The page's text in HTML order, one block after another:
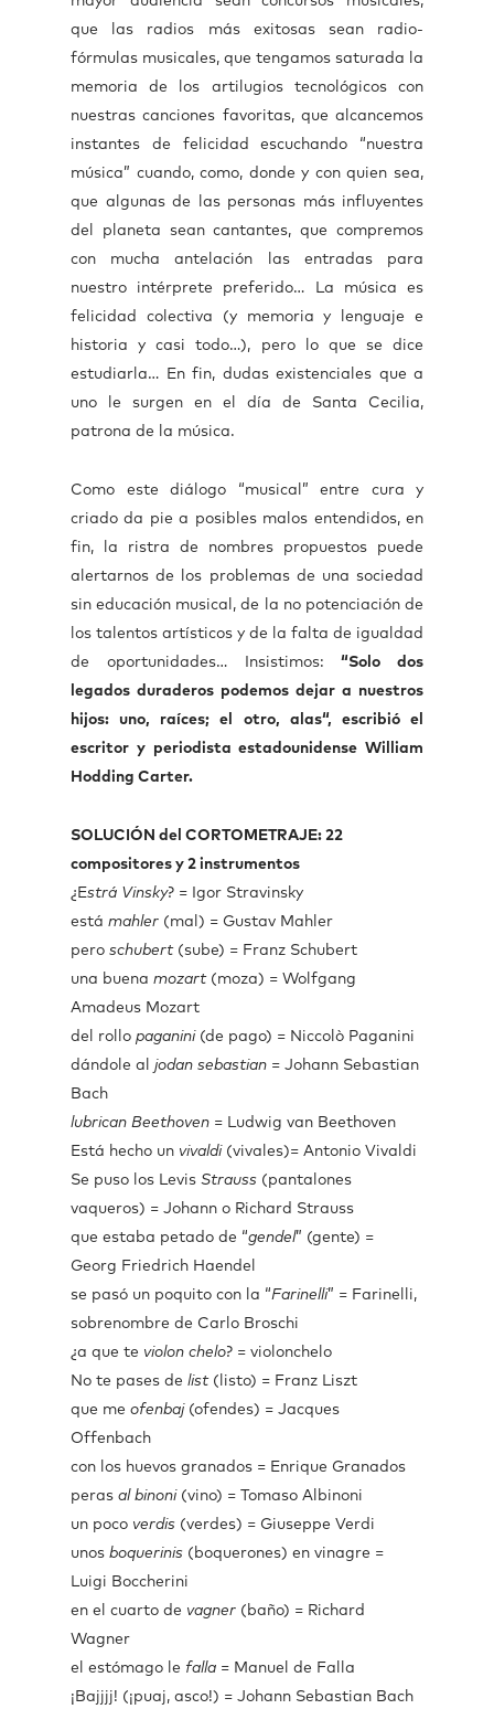
que las radios más exitosas sean radio-
fórmulas musicales, que tengamos saturada la
memoria de los artilugios tecnológicos con
nuestras canciones favoritas, que alcancemos
instantes de felicidad escuchando “nuestra
música” cuando, como, donde y con quien sea,
que algunas de las personas más influyentes
del planeta sean cantantes, que compremos
con mucha antelación las entradas para
nuestro intérprete preferido… La música es
felicidad colectiva (y memoria y lenguaje e
historia y casi todo…), pero lo que se dice
estudiarla… En fin, dudas existenciales que a
uno le surgen en el día de Santa Cecilia,
patrona de la música.
Como este diálogo “musical” entre cura y
criado da pie a posibles malos entendidos, en
fin, la ristra de nombres propuestos puede
alertarnos de los problemas de una sociedad
sin educación musical, de la no potenciación de
los talentos artísticos y de la falta de igualdad
de oportunidades… Insistimos:“Solo dos
legados duraderos podemos dejar a nuestros
hijos: uno, raíces; el otro, alas“, escribió el
escritor y periodista estadounidense William
Hodding Carter.
SOLUCIÓN del CORTOMETRAJE: 22
compositores y 2 instrumentos
¿Estrá Vinsky? = Igor Stravinsky
está mahler (mal) = Gustav Mahler
pero schubert(sube) = Franz Schubert
una buena mozart(moza) = Wolfgang
Amadeus Mozart
del rollo paganini (de pago) = Niccolò Paganini
dándole al jodan sebastian = Johann Sebastian
Bach
lubrican Beethoven = Ludwig van Beethoven
Está hecho un vivaldi (vivales)= Antonio Vivaldi
Se puso los Levis Strauss (pantalones
vaqueros) = Johann o Richard Strauss
que estaba petado de “gendel” (gente) =
Georg Friedrich Haendel
se pasó un poquito con la “Farinelli” = Farinelli,
sobrenombre de Carlo Broschi
¿a que te violon chelo? = violonchelo
No te pases de list(listo) = Franz Liszt
que me ofenbaj (ofendes) = Jacques
Offenbach
con los huevos granados = Enrique Granados
peras al binoni (vino) = Tomaso Albinoni
un poco verdis (verdes) = Giuseppe Verdi
unos boquerinis (boquerones) en vinagre =
Luigi Boccherini
en el cuarto de vagner (baño) = Richard
Wagner
el estómago le falla = Manuel de Falla
¡Bajjjj! (¡puaj, asco!) = Johann Sebastian Bach